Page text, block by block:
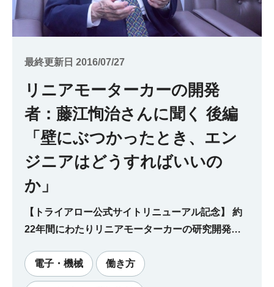
最終更新日 2016/07/27
リニアモーターカーの開発
者：藤江恂治さんに聞く 後編
「壁にぶつかったとき、エン
ジニアはどうすればいいの
か」
【トライアロー公式サイトリニューアル記念】 約
22年間にわたりリニアモーターカーの研究開発に
は、当時の失敗エピソードなども交えながら、「壁
にぶつかったとき、エンジニアはどうすればいいの
電子・機械 働き方